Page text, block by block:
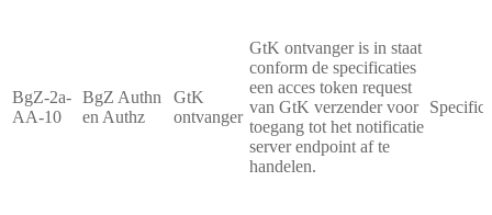
BgZ-2a-
AA-10
BgZ Authn
en Authz
GtK
ontvanger
GtK ontvanger is in staat
conform de specificaties
een acces token request
van GtK verzender voor
toegang tot het notificatie
server endpoint af te
handelen.